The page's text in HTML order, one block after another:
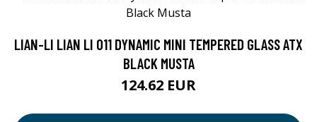
LIAN-LI LIAN LI O11 DYNAMIC MINI TEMPERED GLASS ATX
BLACK MUSTA
124.62 EUR